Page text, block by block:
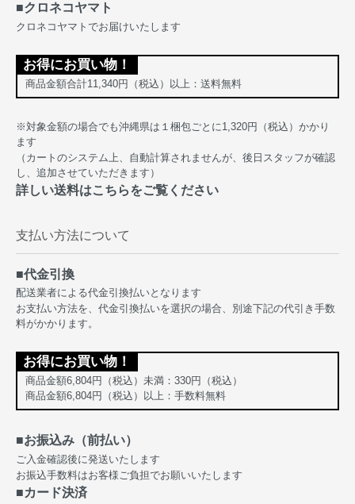
■クロネコヤマト
クロネコヤマトでお届けいたします
お得にお買い物！
商品金額合計11,340円（税込）以上：送料無料
※対象金額の場合でも沖縄県は１梱包ごとに1,320円（税込）かかり
ます
（カートのシステム上、自動計算されませんが、後日スタッフが確認
し、追加させていただきます）
詳しい送料はこちらをご覧ください
支払い方法について
■代金引換
配送業者による代金引換払いとなります
お支払い方法を、代金引換払いを選択の場合、別途下記の代引き手数
料がかかります。
お得にお買い物！
商品金額6,804円（税込）未満：330円（税込）
商品金額6,804円（税込）以上：手数料無料
■お振込み（前払い）
ご入金確認後に発送いたします
お振込手数料はお客様ご負担でお願いいたします
■カード決済